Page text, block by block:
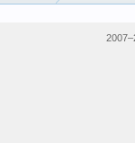
2007–